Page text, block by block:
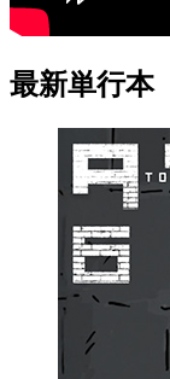
最新単行本